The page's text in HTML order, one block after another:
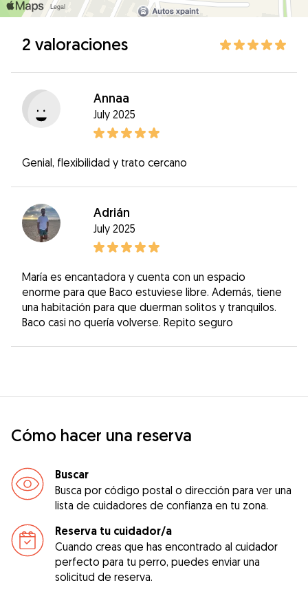
2 valoraciones
Annaa
July 2025
Genial, flexibilidad y trato cercano
Adrián
July 2025
María es encantadora y cuenta con un espacio
enorme para que Baco estuviese libre. Además, tiene
una habitación para que duerman solitos y tranquilos.
Baco casi no quería volverse. Repito seguro
Cómo hacer una reserva
Buscar
Busca por código postal o dirección para ver una
lista de cuidadores de confianza en tu zona.
Reserva tu cuidador/a
Cuando creas que has encontrado al cuidador
perfecto para tu perro, puedes enviar una
solicitud de reserva.